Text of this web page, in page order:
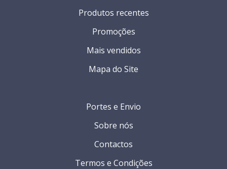
Portes e Envio
Sobre nós
Contactos
Termos e Condições
Produtos recentes
Promoções
Mais vendidos
Mapa do Site